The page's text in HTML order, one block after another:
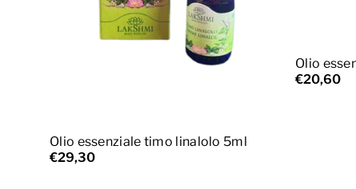
Olio essenziale timo linalolo 5ml
€29,30
Olio
€20,60